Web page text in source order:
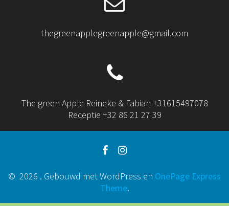
thegreenapplegreenapple@gmail.com
The green Apple Reineke & Fabian +31615497078
Receptie +32 86 21 27 39
© 2026 . Gebouwd met WordPress en OnePage Express
Theme.